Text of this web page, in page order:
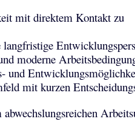
mit direktem Kontakt zu
moderne
und
mit kurzen